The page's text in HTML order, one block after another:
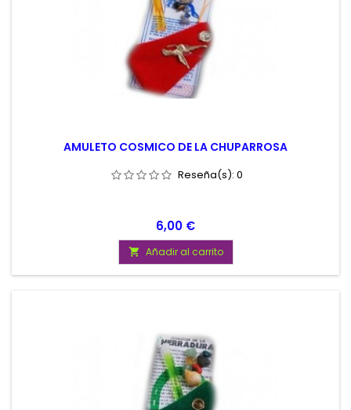
AMULETO COSMICO DE LA CHUPARROSA
Reseña(s): 0
Precio
6,00 €
 Añadir al carrito